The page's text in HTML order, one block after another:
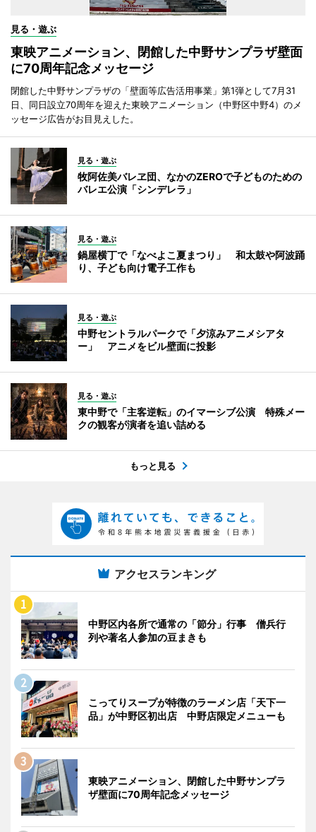
見る・遊ぶ
東映アニメーション、閉館した中野サンプラザ壁面
に70周年記念メッセージ
閉館した中野サンプラザの「壁面等広告活用事業」第1弾として7月31
日、同日設立70周年を迎えた東映アニメーション（中野区中野4）のメ
ッセージ広告がお目見えした。
見る・遊ぶ
牧阿佐美バレヱ団、なかのZEROで子どものための
バレエ公演「シンデレラ」
見る・遊ぶ
鍋屋横丁で「なべよこ夏まつり」 和太鼓や阿波踊
り、子ども向け電子工作も
見る・遊ぶ
中野セントラルパークで「夕涼みアニメシアタ
ー」 アニメをビル壁面に投影
見る・遊ぶ
東中野で「主客逆転」のイマーシブ公演 特殊メー
クの観客が演者を追い詰める
もっと見る
アクセスランキング
中野区内各所で通常の「節分」行事 僧兵行
列や著名人参加の豆まきも
こってりスープが特徴のラーメン店「天下一
品」が中野区初出店 中野店限定メニューも
東映アニメーション、閉館した中野サンプラ
ザ壁面に70周年記念メッセージ